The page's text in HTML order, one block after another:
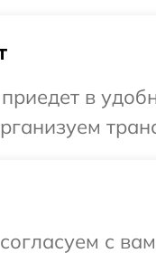
в
с